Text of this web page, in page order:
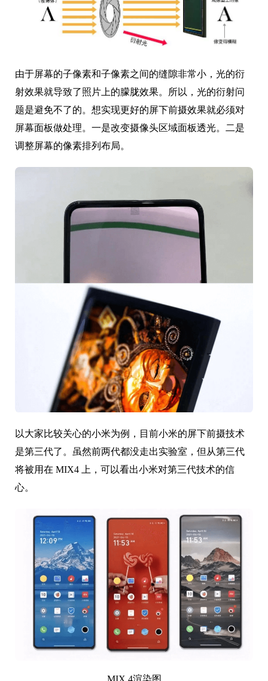
由于屏幕的子像素和子像素之间的缝隙非常小，光的衍
射效果就导致了照片上的朦胧效果。所以，光的衍射问
题是避免不了的。想实现更好的屏下前摄效果就必须对
屏幕面板做处理。一是改变摄像头区域面板透光。二是
调整屏幕的像素排列布局。
以大家比较关心的小米为例，目前小米的屏下前摄技术
是第三代了。虽然前两代都没走出实验室，但从第三代
将被用在 MIX4 上，可以看出小米对第三代技术的信
心。
MIX 4渲染图